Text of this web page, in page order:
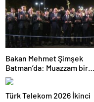
Bakan Mehmet Şimşek
Batman’da: Muazzam bir
hizmet fırtınası var
Türk Telekom 2026 İkinci